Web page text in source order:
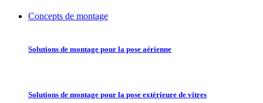
Concepts de montage
Solutions de montage pour la pose aérienne
Solutions de montage pour la pose extérieure de vitres